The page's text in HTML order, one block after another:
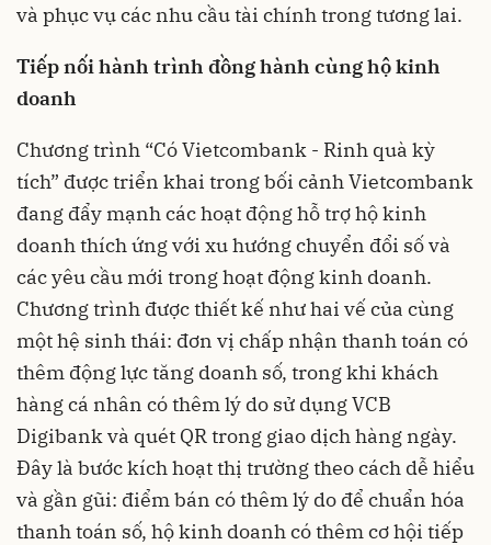
và phục vụ các nhu cầu tài chính trong tương lai.
Tiếp nối hành trình đồng hành cùng hộ kinh
doanh
Chương trình “Có Vietcombank - Rinh quà kỳ
tích” được triển khai trong bối cảnh Vietcombank
đang đẩy mạnh các hoạt động hỗ trợ hộ kinh
doanh thích ứng với xu hướng chuyển đổi số và
các yêu cầu mới trong hoạt động kinh doanh.
Chương trình được thiết kế như hai vế của cùng
một hệ sinh thái: đơn vị chấp nhận thanh toán có
thêm động lực tăng doanh số, trong khi khách
hàng cá nhân có thêm lý do sử dụng VCB
Digibank và quét QR trong giao dịch hàng ngày.
Đây là bước kích hoạt thị trường theo cách dễ hiểu
và gần gũi: điểm bán có thêm lý do để chuẩn hóa
thanh toán số, hộ kinh doanh có thêm cơ hội tiếp